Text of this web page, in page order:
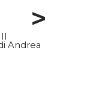
>
Andrea